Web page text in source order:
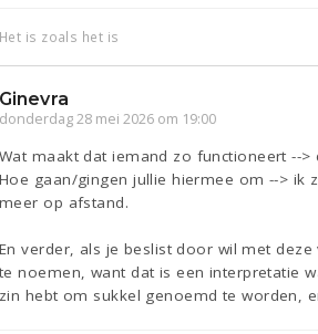
Het is zoals het is
Ginevra
donderdag 28 mei 2026 om 19:00
Wat maakt dat iemand zo functioneert --
Hoe gaan/gingen jullie hiermee om --> ik
meer op afstand.
En verder, als je beslist door wil met
te noemen, want dat is een interpretatie
zin hebt om sukkel genoemd te worden,